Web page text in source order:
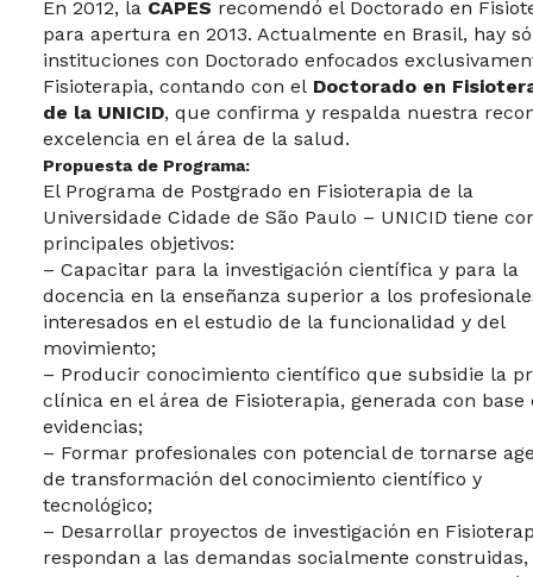
En 2012, la CAPES recomendó el Doctorado en
para apertura en 2013. Actualmente en Brasil, hay
instituciones con Doctorado enfocados
Fisioterapia, contando con el Doctorado en
de la UNICID, que confirma y respalda nuestra
excelencia en el área de la salud.
Propuesta de Programa:
El Programa de Postgrado en Fisioterapia de la
Universidade Cidade de São Paulo – UNICID tiene
principales objetivos:
– Capacitar para la investigación científica y para la
docencia en la enseñanza superior a los
interesados en el estudio de la funcionalidad y del
movimiento;
– Producir conocimiento científico que subsidie la
clínica en el área de Fisioterapia, generada con base
evidencias;
– Formar profesionales con potencial de tornarse
de transformación del conocimiento científico y
tecnológico;
– Desarrollar proyectos de investigación en
respondan a las demandas socialmente construidas,